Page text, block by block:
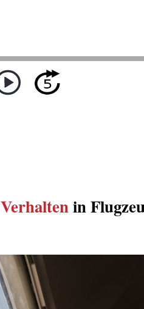
Verhaltenin